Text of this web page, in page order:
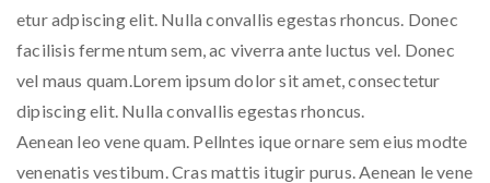
etur adpiscing elit. Nulla convallis egestas rhoncus. Donec
facilisis ferme ntum sem, ac viverra ante luctus vel. Donec
vel maus quam.Lorem ipsum dolor sit amet, consectetur
dipiscing elit. Nulla convallis egestas rhoncus.
Aenean leo vene quam. Pellntes ique ornare sem eius modte
venenatis vestibum. Cras mattis itugir purus. Aenean le vene